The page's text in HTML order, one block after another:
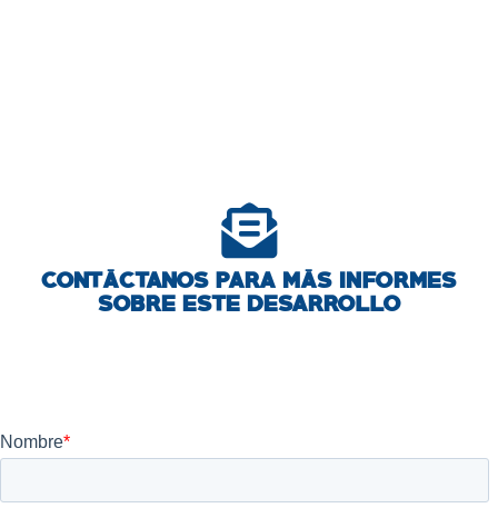
CONTÁCTANOS PARA MÁS INFORMES
SOBRE ESTE DESARROLLO